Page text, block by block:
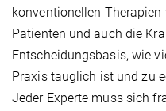
konventionellen
Patienten und auch die
Entscheidungsbasis, wie
Praxis tauglich ist und zu
Jeder Experte muss sich